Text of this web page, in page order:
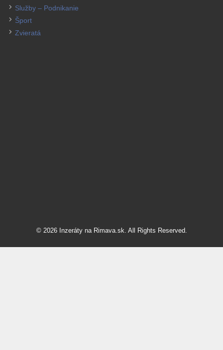
Služby – Podnikanie
Šport
Zvieratá
© 2026 Inzeráty na Rimava.sk. All Rights Reserved.